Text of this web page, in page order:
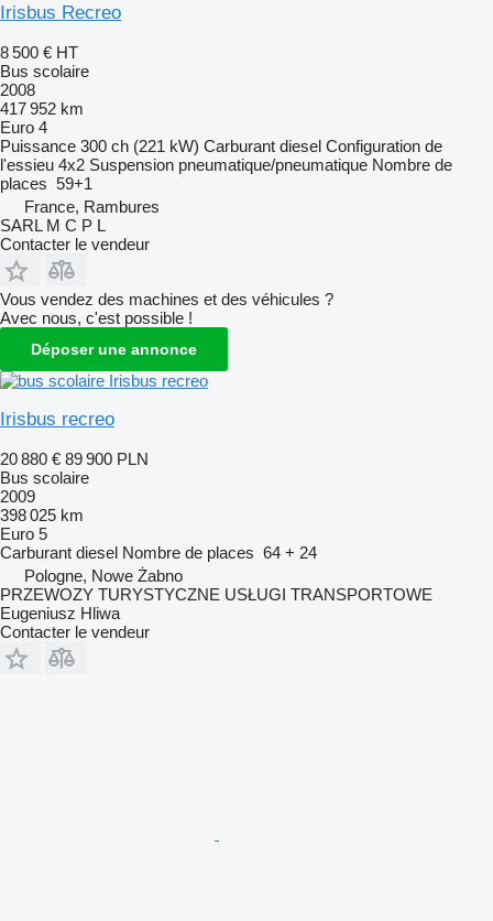
Irisbus Recreo
8 500 € HT
Bus scolaire
2008
417 952 km
Euro 4
Puissance 300 ch (221 kW) Carburant diesel Configuration de
l'essieu 4x2 Suspension pneumatique/pneumatique Nombre de
places 59+1
France, Rambures
SARL M C P L
Contacter le vendeur
Vous vendez des machines et des véhicules ?
Avec nous, c'est possible !
Déposer une annonce
Irisbus recreo
20 880 € 89 900 PLN
Bus scolaire
2009
398 025 km
Euro 5
Carburant diesel Nombre de places 64 + 24
Pologne, Nowe Żabno
PRZEWOZY TURYSTYCZNE USŁUGI TRANSPORTOWE
Eugeniusz Hliwa
Contacter le vendeur